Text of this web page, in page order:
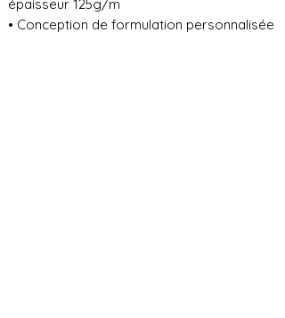
épaisseur 125g/m
• Conception de formulation personnalisée